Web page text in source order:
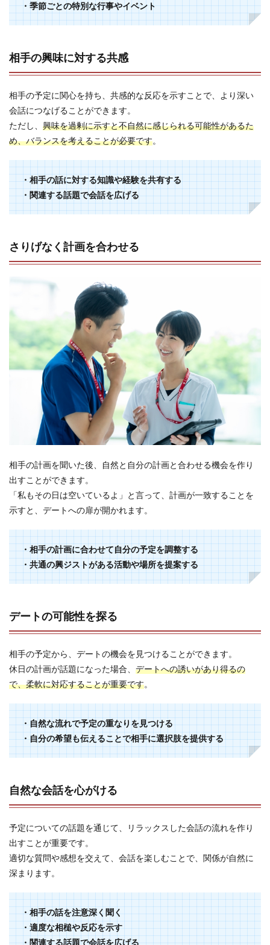
・季節ごとの特別な行事やイベント
相手の興味に対する共感
相手の予定に関心を持ち、共感的な反応を示すことで、より深い
会話につなげることができます。
ただし、 興味を過剰に示すと不自然に感じられる可能性があるた
め、バランスを考えることが必要です。
・相手の話に対する知識や経験を共有する
・関連する話題で会話を広げる
さりげなく計画を合わせる
相手の計画を聞いた後、自然と自分の計画と合わせる機会を作り
出すことができます。
「私もその日は空いているよ」と言って、計画が一致することを
示すと、デートへの扉が開かれます。
・相手の計画に合わせて自分の予定を調整する
・共通の興ジストがある活動や場所を提案する
デートの可能性を探る
相手の予定から、デートの機会を見つけることができます。
休日の計画が話題になった場合、 デートへの誘いがあり得るの
で、柔軟に対応することが重要です。
・自然な流れで予定の重なりを見つける
・自分の希望も伝えることで相手に選択肢を提供する
自然な会話を心がける
予定についての話題を通じて、リラックスした会話の流れを作り
出すことが重要です。
適切な質問や感想を交えて、会話を楽しむことで、関係が自然に
深まります。
・相手の話を注意深く聞く
・適度な相槌や反応を示す
・関連する話題で会話を広げる